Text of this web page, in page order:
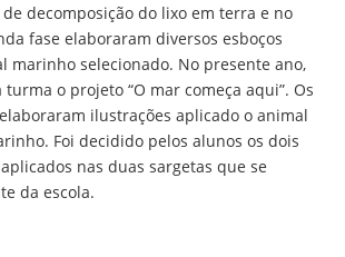
decomposição do lixo em terra e no
fase elaboraram diversos esboços
marinho selecionado. No presente ano,
o projeto “O mar começa aqui”. Os
ilustrações aplicado o animal
Foi decidido pelos alunos os dois
nas duas sargetas que se
da escola.